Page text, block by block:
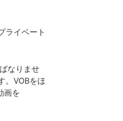
ライベート
なりませ
。VOBをほ
画を